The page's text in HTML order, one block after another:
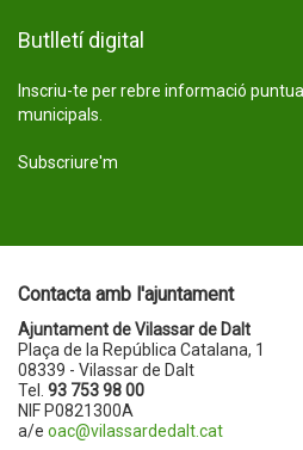
Butlletí digital
Inscriu-te per rebre informació
municipals.
Subscriure'm
Contacta amb l'ajuntament
Ajuntament de Vilassar de Dalt
Plaça de la República Catalana, 1
08339 - Vilassar de Dalt
Tel. 93 753 98 00
NIF P0821300A
a/e oac@vilassardedalt.cat